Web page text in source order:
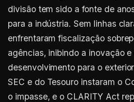
divisão tem sido a fonte de
para a indústria. Sem linhas
enfrentaram fiscalização
agências, inibindo a inovação
desenvolvimento para o
SEC e do Tesouro instaram o
o impasse, e o CLARITY Act